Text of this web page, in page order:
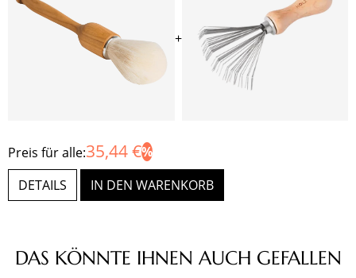
+
Preis für alle:35,44 €
DETAILS IN DEN WARENKORB
Produktgalerie überspringen
DAS KÖNNTE IHNEN AUCH GEFALLEN